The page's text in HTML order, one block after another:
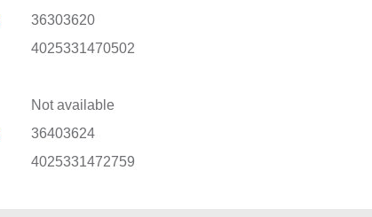
36303620
4025331470502
Not available
36403624
4025331472759